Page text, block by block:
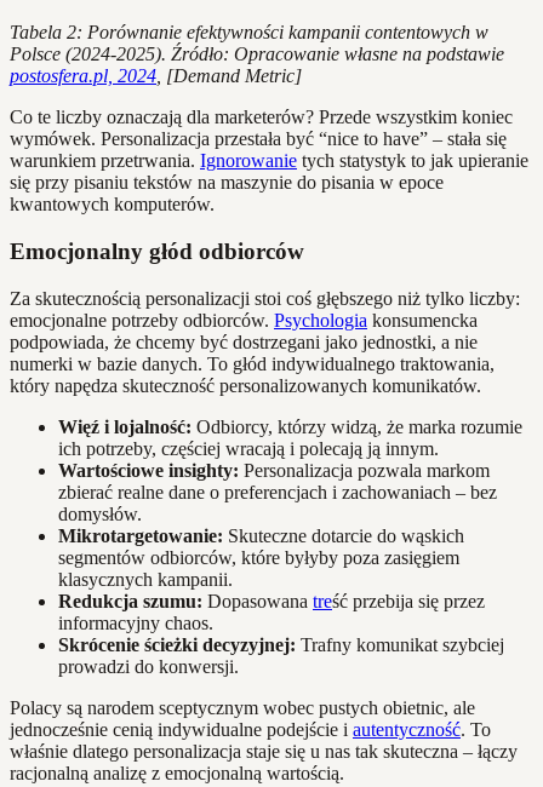
Tabela 2: Porównanie efektywności kampanii contentowych w
Polsce (2024-2025). Źródło: Opracowanie własne na podstawie
postosfera.pl, 2024 , [Demand Metric]
Co te liczby oznaczają dla marketerów? Przede wszystkim koniec
wymówek. Personalizacja przestała być “nice to have” – stała się
warunkiem przetrwania. Ignorowanie tych statystyk to jak upieranie
się przy pisaniu tekstów na maszynie do pisania w epoce
kwantowych komputerów.
Emocjonalny głód odbiorców
Za skutecznością personalizacji stoi coś głębszego niż tylko liczby:
emocjonalne potrzeby odbiorców. Psychologia konsumencka
podpowiada, że chcemy być dostrzegani jako jednostki, a nie
numerki w bazie danych. To głód indywidualnego traktowania,
który napędza skuteczność personalizowanych komunikatów.
Więź i lojalność: Odbiorcy, którzy widzą, że marka rozumie
ich potrzeby, częściej wracają i polecają ją innym.
Wartościowe insighty: Personalizacja pozwala markom
zbierać realne dane o preferencjach i zachowaniach – bez
domysłów.
Mikrotargetowanie: Skuteczne dotarcie do wąskich
segmentów odbiorców, które byłyby poza zasięgiem
klasycznych kampanii.
Redukcja szumu: Dopasowana treść przebija się przez
informacyjny chaos.
Skrócenie ścieżki decyzyjnej: Trafny komunikat szybciej
prowadzi do konwersji.
Polacy są narodem sceptycznym wobec pustych obietnic, ale
jednocześnie cenią indywidualne podejście i autentyczność. To
właśnie dlatego personalizacja staje się u nas tak skuteczna – łączy
racjonalną analizę z emocjonalną wartością.